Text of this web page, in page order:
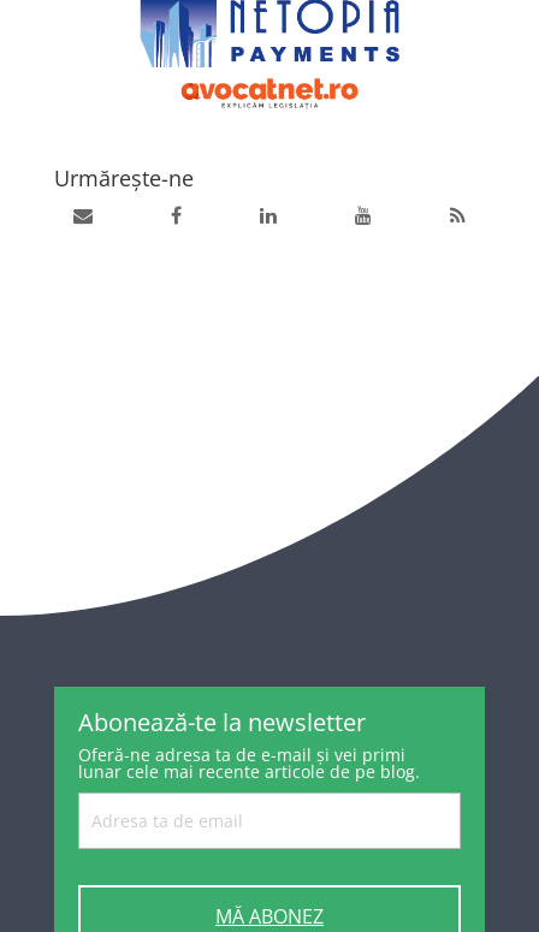
Urmărește-ne
Abonează-te la newsletter
Oferă-ne adresa ta de e-mail și vei primi
lunar cele mai recente articole de pe blog.
MĂ ABONEZ